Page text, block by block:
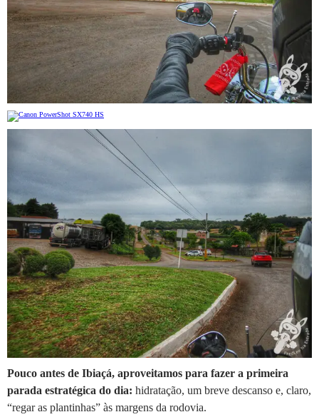
Pouco antes de Ibiaçá, aproveitamos para fazer a primeira
parada estratégica do dia: hidratação, um breve descanso e, claro,
“regar as plantinhas” às margens da rodovia.